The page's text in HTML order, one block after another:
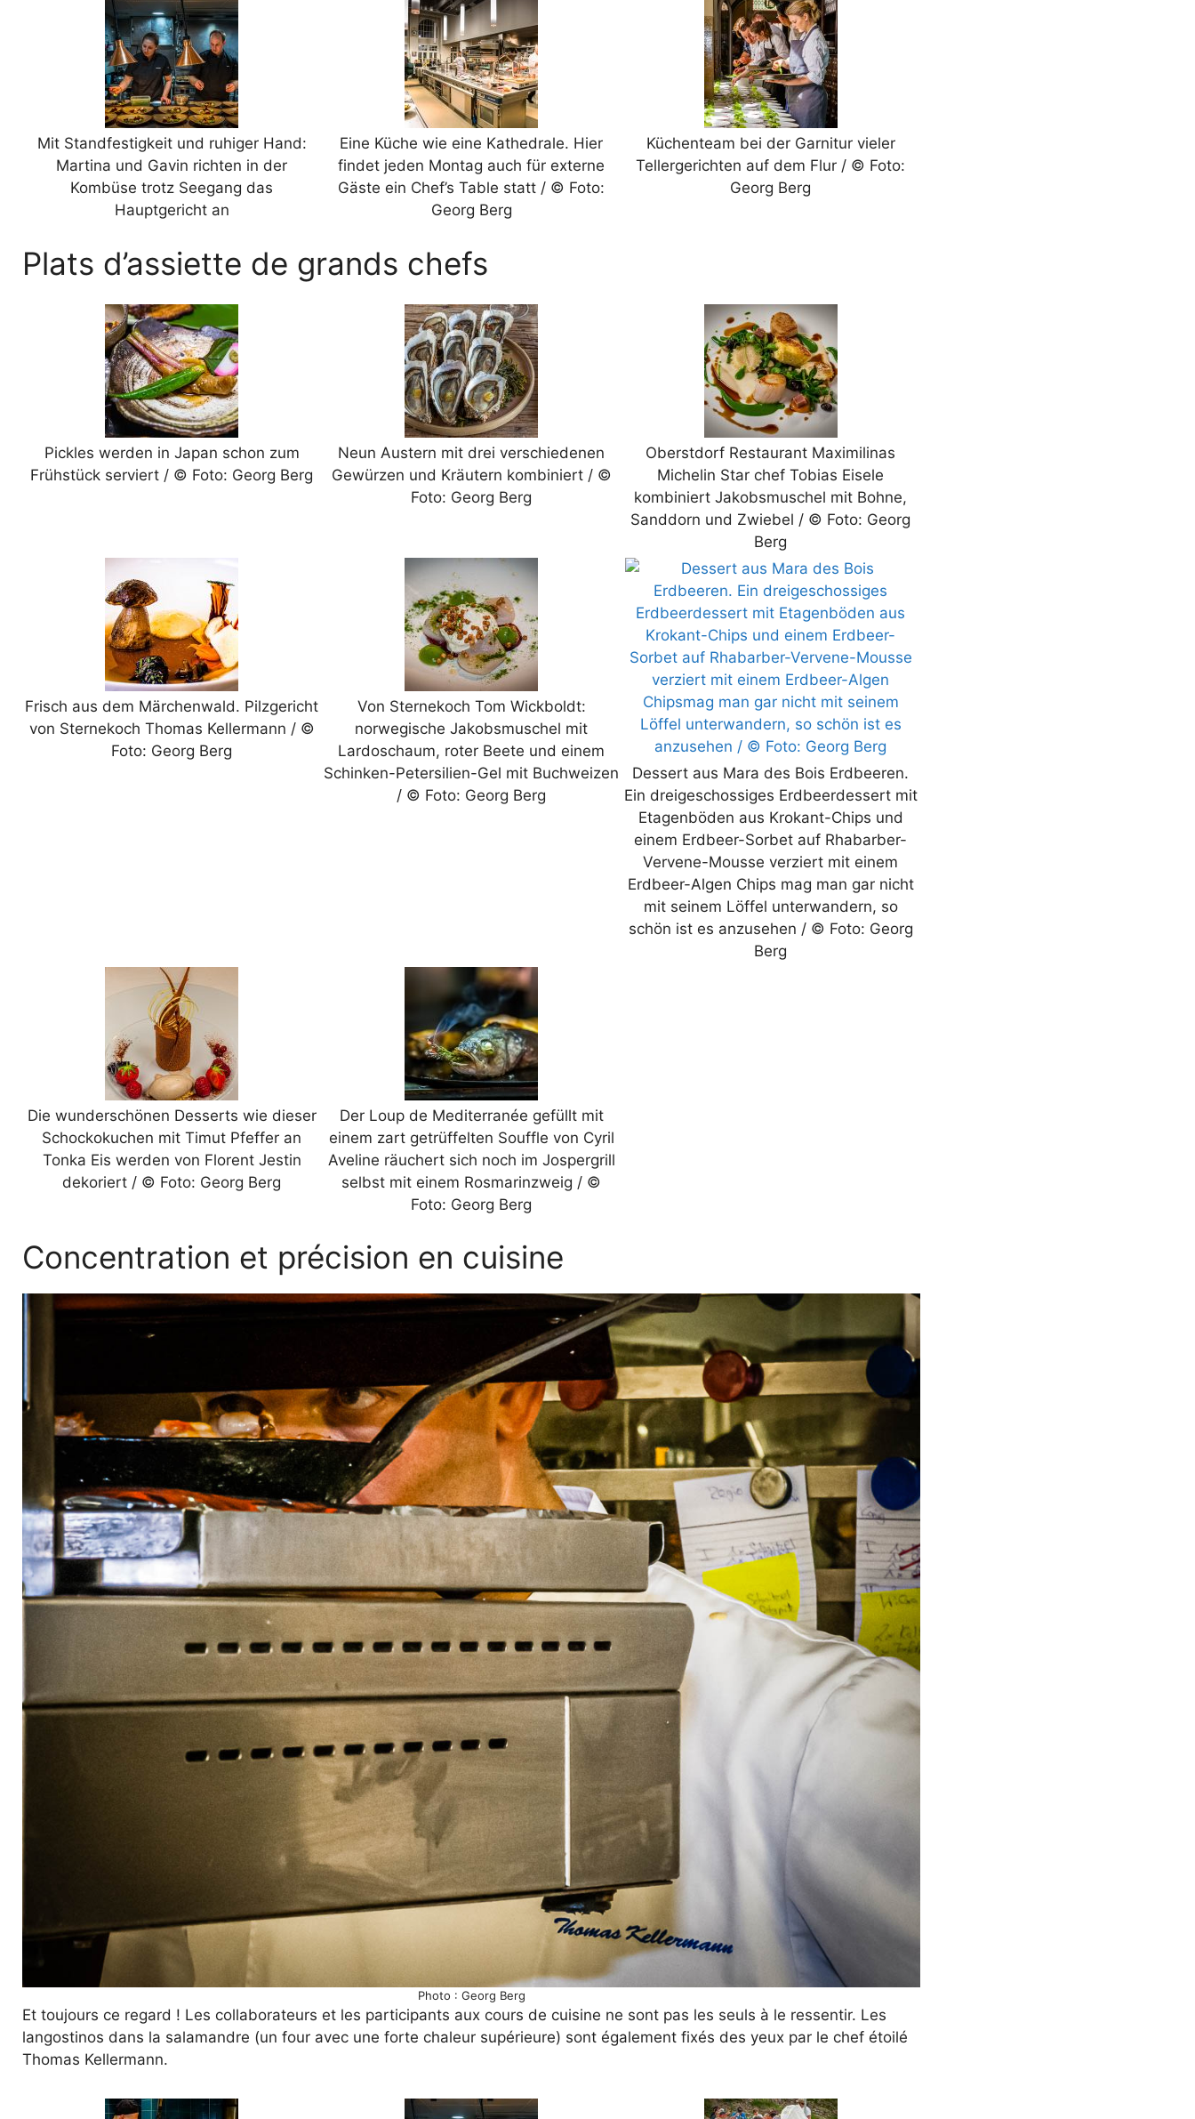
Mit Standfestigkeit und ruhiger Hand:
Martina und Gavin richten in der
Kombüse trotz Seegang das
Hauptgericht an
Eine Küche wie eine Kathedrale. Hier
findet jeden Montag auch für externe
Gäste ein Chef’s Table statt / © Foto:
Georg Berg
Küchenteam bei der Garnitur vieler
Tellergerichten auf dem Flur / © Foto:
Georg Berg
Plats d’assiette de grands chefs
Pickles werden in Japan schon zum
Frühstück serviert / © Foto: Georg Berg
Neun Austern mit drei verschiedenen
Gewürzen und Kräutern kombiniert / ©
Foto: Georg Berg
Oberstdorf Restaurant Maximilinas
Michelin Star chef Tobias Eisele
kombiniert Jakobsmuschel mit Bohne,
Sanddorn und Zwiebel / © Foto: Georg
Berg
Frisch aus dem Märchenwald. Pilzgericht
von Sternekoch Thomas Kellermann / ©
Foto: Georg Berg
Von Sternekoch Tom Wickboldt:
norwegische Jakobsmuschel mit
Lardoschaum, roter Beete und einem
Schinken-Petersilien-Gel mit Buchweizen
/ © Foto: Georg Berg
Dessert aus Mara des Bois Erdbeeren.
Ein dreigeschossiges Erdbeerdessert mit
Etagenböden aus Krokant-Chips und
einem Erdbeer-Sorbet auf Rhabarber-
Vervene-Mousse verziert mit einem
Erdbeer-Algen Chips mag man gar nicht
mit seinem Löffel unterwandern, so
schön ist es anzusehen / © Foto: Georg
Berg
Die wunderschönen Desserts wie dieser
Schockokuchen mit Timut Pfeffer an
Tonka Eis werden von Florent Jestin
dekoriert / © Foto: Georg Berg
Der Loup de Mediterranée gefüllt mit
einem zart getrüffelten Souffle von Cyril
Aveline räuchert sich noch im Jospergrill
selbst mit einem Rosmarinzweig / ©
Foto: Georg Berg
Concentration et précision en cuisine
Photo : Georg Berg
Et toujours ce regard ! Les collaborateurs et les participants aux cours de cuisine ne sont pas les seuls à le ressentir. Les
langostinos dans la salamandre (un four avec une forte chaleur supérieure) sont également fixés des yeux par le chef étoilé
Thomas Kellermann.